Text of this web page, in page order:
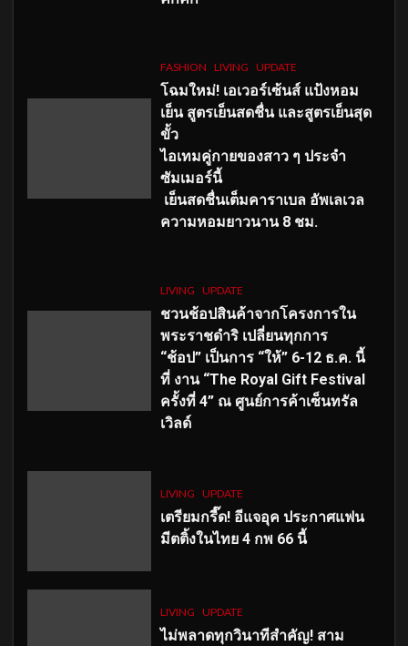
FASHION LIVING UPDATE
โฉมใหม่! เอเวอร์เซ้นส์ แป้งหอม
เย็น สูตรเย็นสดชื่น และสูตรเย็นสุด
ขั้ว
ไอเทมคู่กายของสาว ๆ ประจำ
ซัมเมอร์นี้
เย็นสดชื่นเต็มคาราเบล อัพเลเวล
ความหอมยาวนาน 8 ชม.
LIVING UPDATE
ชวนช้อปสินค้าจากโครงการใน
พระราชดำริ เปลี่ยนทุกการ
“ช้อป” เป็นการ “ให้” 6-12 ธ.ค. นี้
ที่ งาน “The Royal Gift Festival
ครั้งที่ 4” ณ ศูนย์การค้าเซ็นทรัล
เวิลด์
LIVING UPDATE
เตรียมกรี๊ด! อีแจอุค ประกาศแฟน
มีตติ้งในไทย 4 กพ 66 นี้
LIVING UPDATE
ไม่พลาดทุกวินาทีสำคัญ! สาม